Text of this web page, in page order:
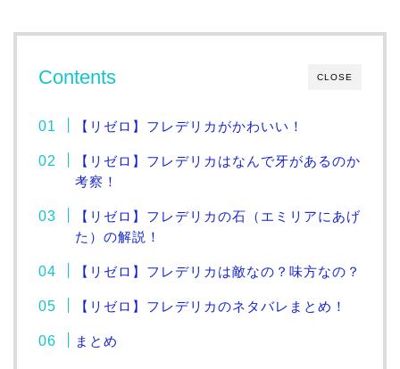
CLOSE
Contents
【リゼロ】フレデリカがかわいい！
【リゼロ】フレデリカはなんで牙があるのか
考察！
【リゼロ】フレデリカの石（エミリアにあげ
た）の解説！
【リゼロ】フレデリカは敵なの？味方なの？
【リゼロ】フレデリカのネタバレまとめ！
まとめ